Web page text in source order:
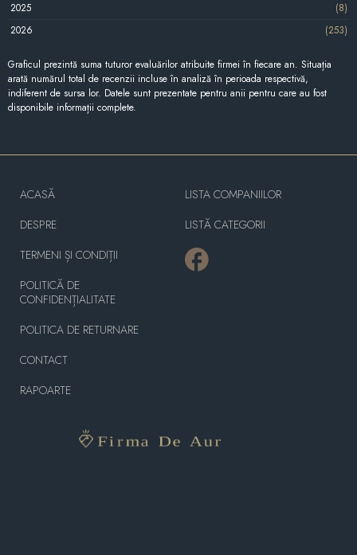
2025
(8)
2026
(253)
Graficul prezintă suma tuturor evaluărilor atribuite firmei în fiecare an. Situația
arată numărul total de recenzii incluse în analiză în perioada respectivă,
indiferent de sursa lor. Datele sunt prezentate pentru anii pentru care au fost
disponibile informații complete.
ACASĂ
DESPRE
TERMENI ȘI CONDIȚII
POLITICĂ DE
CONFIDENȚIALITATE
POLITICA DE RETURNARE
CONTACT
RAPOARTE
LISTA COMPANIILOR
LISTĂ CATEGORII